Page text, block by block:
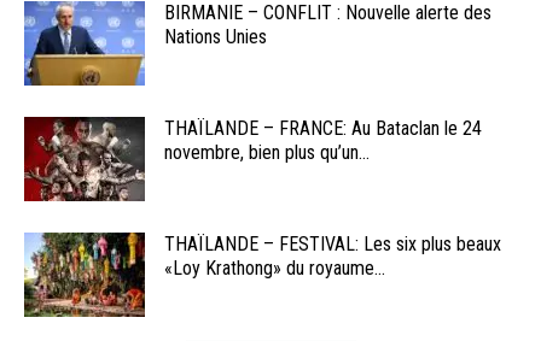
BIRMANIE – CONFLIT : Nouvelle alerte des
Nations Unies
THAÏLANDE – FRANCE: Au Bataclan le 24
novembre, bien plus qu’un...
THAÏLANDE – FESTIVAL: Les six plus beaux
«Loy Krathong» du royaume...